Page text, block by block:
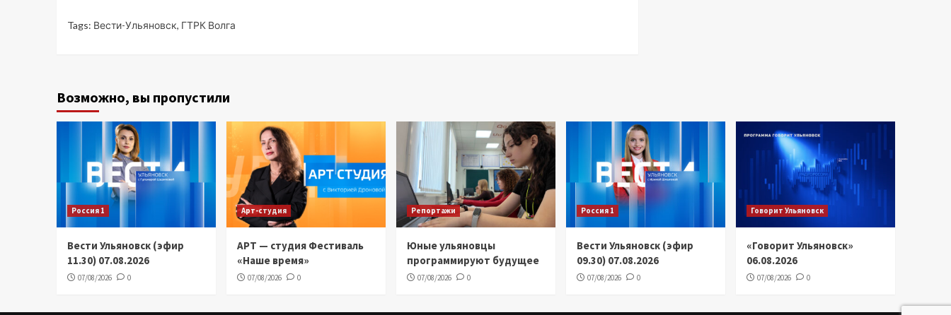
Tags: Вести-Ульяновск, ГТРК Волга
Возможно, вы пропустили
Россия 1
Вести Ульяновск (эфир
11.30) 07.08.2026
07/08/2026 0
Арт-студия
АРТ — студия Фестиваль
«Наше время»
07/08/2026 0
Репортажи
Юные ульяновцы
программируют будущее
07/08/2026 0
Россия 1
Вести Ульяновск (эфир
09.30) 07.08.2026
07/08/2026 0
Говорит Ульяновск
«Говорит Ульяновск»
06.08.2026
07/08/2026 0